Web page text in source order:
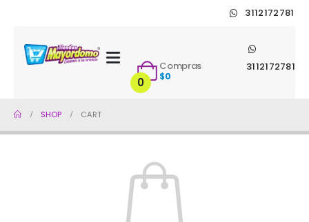
3112172781
3112172781
0
Compras
$0
SHOP CART